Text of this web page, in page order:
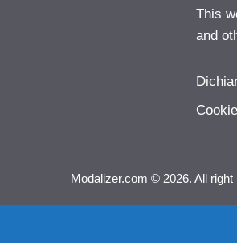
This
and
Modalizer.com © 2026. All right